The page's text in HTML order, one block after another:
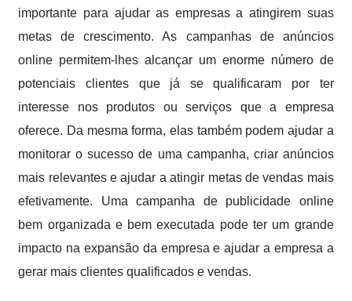
importante para ajudar as empresas a atingirem suas
metas de crescimento. As campanhas de anúncios
online permitem-lhes alcançar um enorme número de
potenciais clientes que já se qualificaram por ter
interesse nos produtos ou serviços que a empresa
oferece. Da mesma forma, elas também podem ajudar a
monitorar o sucesso de uma campanha, criar anúncios
mais relevantes e ajudar a atingir metas de vendas mais
efetivamente. Uma campanha de publicidade online
bem organizada e bem executada pode ter um grande
impacto na expansão da empresa e ajudar a empresa a
gerar mais clientes qualificados e vendas.